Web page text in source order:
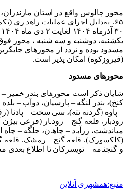
محور چالوس واقع در استان مازندران،
۶۵، به‌دلیل اجرای عملیات راهداری
یکشنبه، دوشنبه و سه شنبه ، محور
مسدود بوده و تردد از محورهای
(فیروزکوه) امکان پذیر است.
محورهای مسدود
شایان ذکر است محورهای بندر خمیر –
کنخ)، بندر لنگه – پارسیان، دوآب –
– پاوه (گردنه تته)، سی سخت – پادنا
رودبار، قلعه گنج – رودبار (فرعی بیژن
میاندشت، زرآباد – چاهان، جلگه – چاه
(کلکسورک)، قلعه گنج – رمشک، قلعه
و گنجنامه – تویسرکان تا اطلاع
منبع:همشهری آنلاین